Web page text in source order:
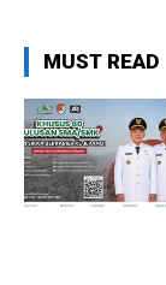
MUST READ